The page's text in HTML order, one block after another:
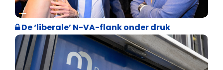
Binnenland politiek
De ‘liberale’ N-VA-flank onder druk